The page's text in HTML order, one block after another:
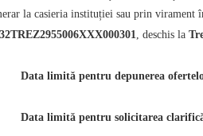
la casieria instituției sau prin virament
, deschis la
Data limită pentru depunerea
Data limită pentru solicitarea